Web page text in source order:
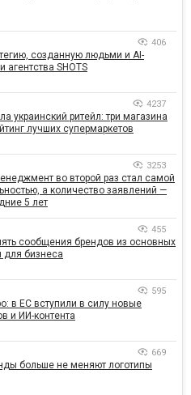
406
созданную людьми и AI-
агентства SHOTS
4237
украинский ритейл: три магазина
лучших супермаркетов
3253
во второй раз стал самой
а количество заявлений —
5 лет
455
сообщения брендов из основных
для бизнеса
595
в ЕС вступили в силу новые
и ИИ-контента
669
больше не меняют логотипы